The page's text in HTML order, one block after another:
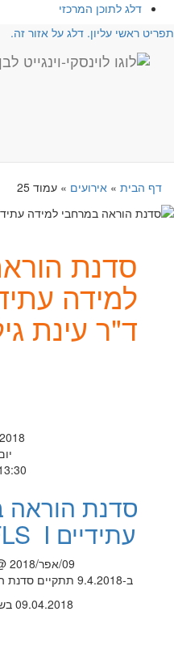
דלג לתוכן המרכזי
ראשי עליון. דלג על אזור זה.
דף הבית» אירועים» עמוד 25
סדנת
ד"ר עינת
סדנת הוראה
עתידיים FLS I ד"ר עינת גיל
09/אפר/2018 @ 13:30 - 15:30 -
ב-9.4.2018 תתקיים סדנת הוראה במרחבי למידה עתידיים
09.04.2018 בשעה 15:30-13:30